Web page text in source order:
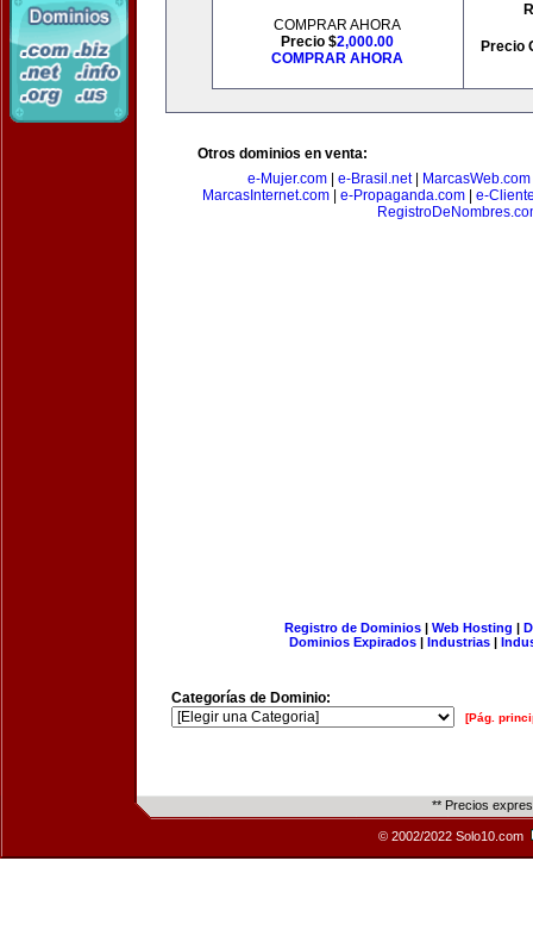
COMPRAR AHORA
Precio $2,000.00
COMPRAR AHORA
Precio
Otros dominios en venta:
e-Mujer.com| e-Brasil.net| MarcasWeb.com
MarcasInternet.com| e-Propaganda.com| e-
Registro de Dominios| Web Hosting |
Dominios Expirados | Industrias |
Categorías de Dominio:
[Pág.
** Precios
© 2002/2022 Solo10.com